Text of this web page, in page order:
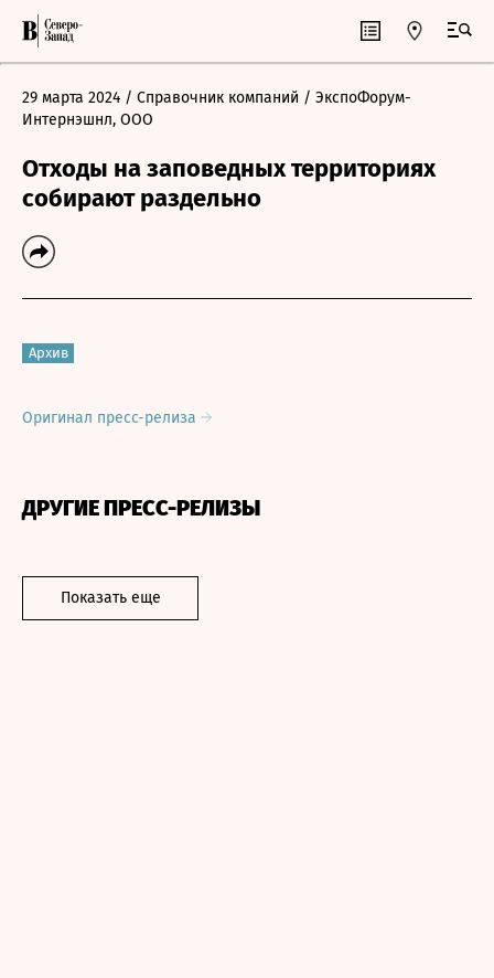
29 марта 2024 / Справочник компаний / ЭкспоФорум-
Интернэшнл, ООО
Отходы на заповедных территориях
собирают раздельно
Архив
Оригинал пресс-релиза
ДРУГИЕ ПРЕСС-РЕЛИЗЫ
Показать еще